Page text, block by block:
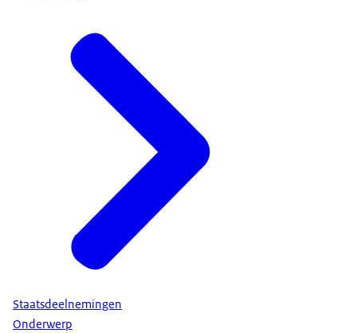
Staatsdeelnemingen
Onderwerp